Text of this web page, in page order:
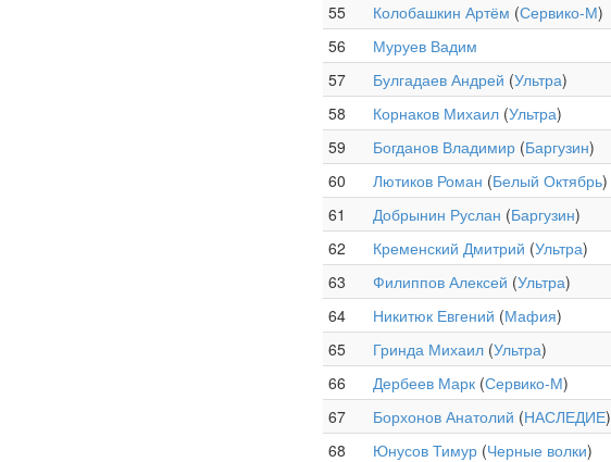
55
Колобашкин Артём (Сервико-М)
56
Муруев Вадим
57
Булгадаев Андрей (Ультра)
58
Корнаков Михаил (Ультра)
59
Богданов Владимир (Баргузин)
60
Лютиков Роман (Белый Октябрь)
61
Добрынин Руслан (Баргузин)
62
Кременский Дмитрий (Ультра)
63
Филиппов Алексей (Ультра)
64
Никитюк Евгений (Мафия)
65
Гринда Михаил (Ультра)
66
Дербеев Марк (Сервико-М)
67
Борхонов Анатолий (НАСЛЕДИЕ)
68
Юнусов Тимур (Черные волки)